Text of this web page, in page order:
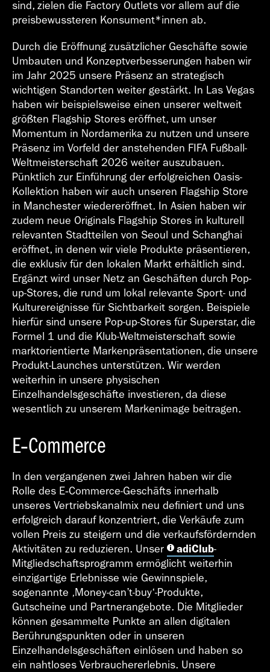
sind, zielen die Factory Outlets vor allem auf die
preisbewussteren Konsument*innen ab.
Durch die Eröffnung zusätzlicher Geschäfte sowie
Umbauten und Konzeptverbesserungen haben wir
im Jahr 2025 unsere Präsenz an strategisch
wichtigen Standorten weiter gestärkt. In Las Vegas
haben wir beispielsweise einen unserer weltweit
größten Flagship Stores eröffnet, um unser
Momentum in Nordamerika zu nutzen und unsere
Präsenz im Vorfeld der anstehenden FIFA Fußball-
Weltmeisterschaft 2026 weiter auszubauen.
Pünktlich zur Einführung der erfolgreichen Oasis-
Kollektion haben wir auch unseren Flagship Store
in Manchester wiedereröffnet. In Asien haben wir
zudem neue Originals Flagship Stores in kulturell
relevanten Stadtteilen von Seoul und Schanghai
eröffnet, in denen wir viele Produkte präsentieren,
die exklusiv für den lokalen Markt erhältlich sind.
Ergänzt wird unser Netz an Geschäften durch Pop-
up-Stores, die rund um lokal relevante Sport- und
Kulturereignisse für Sichtbarkeit sorgen. Beispiele
hierfür sind unsere Pop-up-Stores für Superstar, die
Formel 1 und die Klub-Weltmeisterschaft sowie
marktorientierte Markenpräsentationen, die unsere
Produkt-Launches unterstützen. Wir werden
weiterhin in unsere physischen
Einzelhandelsgeschäfte investieren, da diese
wesentlich zu unserem Markenimage beitragen.
E‑Commerce
In den vergangenen zwei Jahren haben wir die
Rolle des E‑Commerce-Geschäfts innerhalb
unseres Vertriebskanalmix neu definiert und uns
erfolgreich darauf konzentriert, die Verkäufe zum
vollen Preis zu steigern und die verkaufsfördernden
Aktivitäten zu reduzieren. Unser
adiClub-
Mitgliedschaftsprogramm ermöglicht weiterhin
einzigartige Erlebnisse wie Gewinnspiele,
sogenannte ‚Money-can’t-buy‘-Produkte,
Gutscheine und Partnerangebote. Die Mitglieder
können gesammelte Punkte an allen digitalen
Berührungspunkten oder in unseren
Einzelhandelsgeschäften einlösen und haben so
ein nahtloses Verbrauchererlebnis. Unsere